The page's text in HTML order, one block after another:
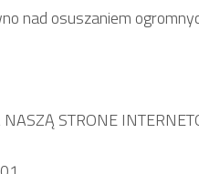
nad osuszaniem
STRONE